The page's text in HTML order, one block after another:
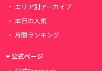
エリア別アーカイブ
本日の人気
月間ランキング
公式ページ